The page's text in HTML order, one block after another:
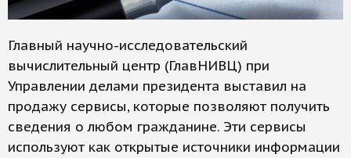
Главный научно-исследовательский
вычислительный центр (ГлавНИВЦ) при
Управлении делами президента выставил на
продажу сервисы, которые позволяют получить
сведения о любом гражданине. Эти сервисы
используют как открытые источники информации